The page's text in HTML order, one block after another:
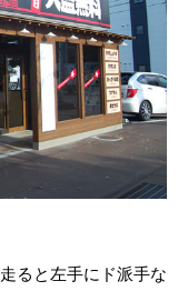
ると左手にド派手な